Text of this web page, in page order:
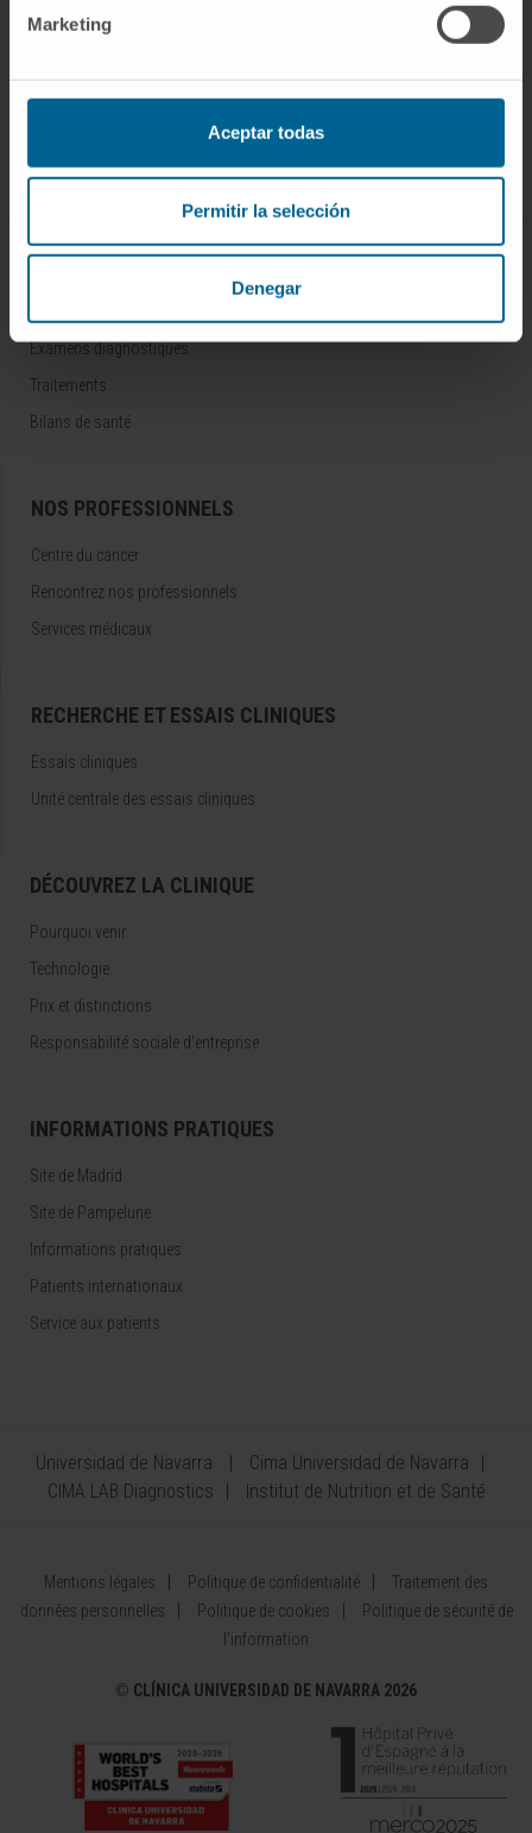
Marketing
Aceptar todas
Permitir la selección
Denegar
S’ABONNER
MALADIES ET TRAITEMENTS
Examens diagnostiques
Traitements
Bilans de santé
NOS PROFESSIONNELS
Centre du cancer
Rencontrez nos professionnels
Services médicaux
RECHERCHE ET ESSAIS CLINIQUES
Essais cliniques
Unité centrale des essais cliniques
DÉCOUVREZ LA CLINIQUE
Pourquoi venir
Technologie
Prix et distinctions
Responsabilité sociale d'entreprise
INFORMATIONS PRATIQUES
Site de Madrid
Site de Pampelune
Informations pratiques
Patients internationaux
Service aux patients
Universidad de Navarra
Cima Universidad de Navarra
CIMA LAB Diagnostics
Institut de Nutrition et de Santé
Mentions légales Politique de confidentialité
Traitement des
données personnelles
Politique de cookies
Politique de sécurité de
l’information
© CLÍNICA UNIVERSIDAD DE NAVARRA 2026